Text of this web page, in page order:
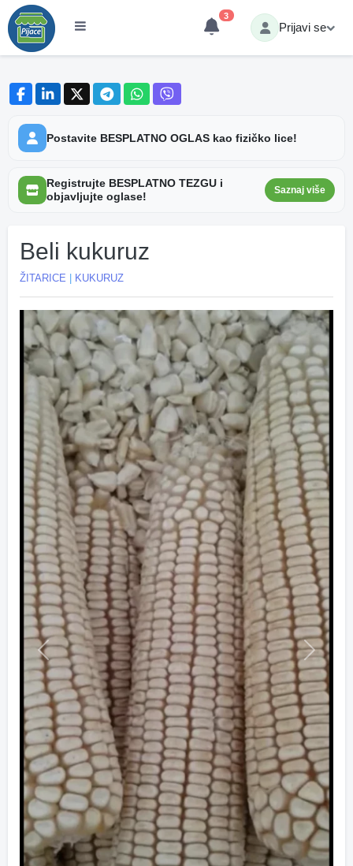
3
Prijavi se
Postavite BESPLATNO OGLAS kao fizičko lice!
Registrujte BESPLATNO TEZGU i
objavljujte oglase!
Saznaj više
Beli kukuruz
ŽITARICE KUKURUZ
Previous Next